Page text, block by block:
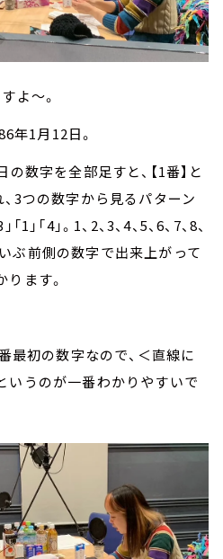
よ～。
年1月12日。
数字を全部足すと、【1番】と
3つの数字から見るパターン
」「4」。1、2、3、4、5、6、7、8、
いぶ前側の数字で出来上がって
ます。
最初の数字なので、＜直線に
いうのが一番わかりやすいで